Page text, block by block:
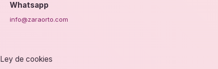
Whatsapp
info@zaraorto.com
Ley de cookies